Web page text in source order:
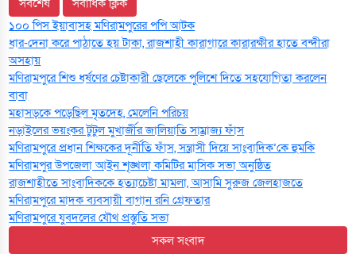
১০০ পিস ইয়াবাসহ মণিরামপুরের পপি আটক
ধার-দেনা করে পাঠাতে হয় টাকা, রাজশাহী কারাগারে কারারক্ষীর হাতে বন্দীরা
অসহায়
মণিরামপুরে শিশু ধর্ষণের চেষ্টাকারী ছেলেকে পুলিশে দিতে সহযোগিতা করলেন
বাবা
মহাসড়কে পড়েছিল মৃতদেহ, মেলেনি পরিচয়
নড়াইলের ভয়ংকর টুটুল মুখার্জীর জালিয়াতি সাম্রাজ্য ফাঁস
মণিরামপুরে প্রধান শিক্ষকের দূর্নীতি ফাঁস, সন্ত্রাসী দিয়ে সাংবাদিক’কে হুমকি
মণিরামপুর উপজেলা আইন শৃঙ্খলা কমিটির মাসিক সভা অনুষ্ঠিত‎‎
রাজশাহীতে সাংবাদিককে হত্যাচেষ্টা মামলা, আসামি সুরুজ জেলহাজতে
মণিরামপুরে মাদক ব্যবসায়ী বাগান রনি গ্রেফতার
মণিরামপুরে যুবদলের যৌথ প্রস্তুতি সভা
সকল সংবাদ